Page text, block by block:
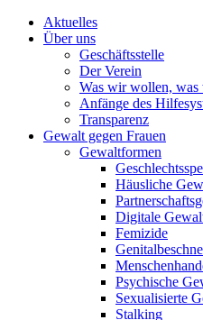
Aktuelles
Über uns
Geschäftsstelle
Der Verein
Was wir wollen, was
Anfänge des
Transparenz
Gewalt gegen Frauen
Gewaltformen
Häusliche
Digitale
Femizide
Psychische
Sexualisierte
Stalking